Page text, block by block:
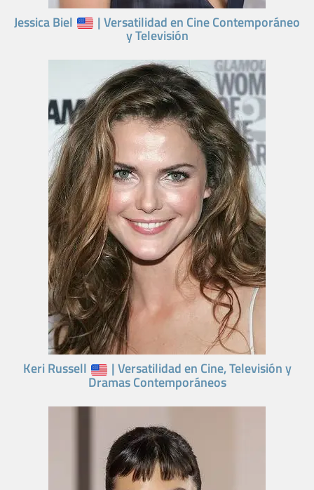
Jessica Biel | Versatilidad en Cine Contemporáneo
y Televisión
Keri Russell | Versatilidad en Cine, Televisión y
Dramas Contemporáneos